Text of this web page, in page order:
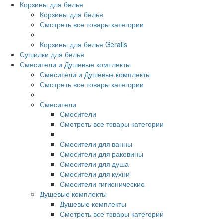
Корзины для белья
Корзины для белья
Смотреть все товары категории
Корзины для белья Geralis
Сушилки для белья
Смесители и Душевые комплекты
Смесители и Душевые комплекты
Смотреть все товары категории
Смесители
Смесители
Смотреть все товары категории
Смесители для ванны
Смесители для раковины
Смесители для душа
Смесители для кухни
Смесители гигиенические
Душевые комплекты
Душевые комплекты
Смотреть все товары категории